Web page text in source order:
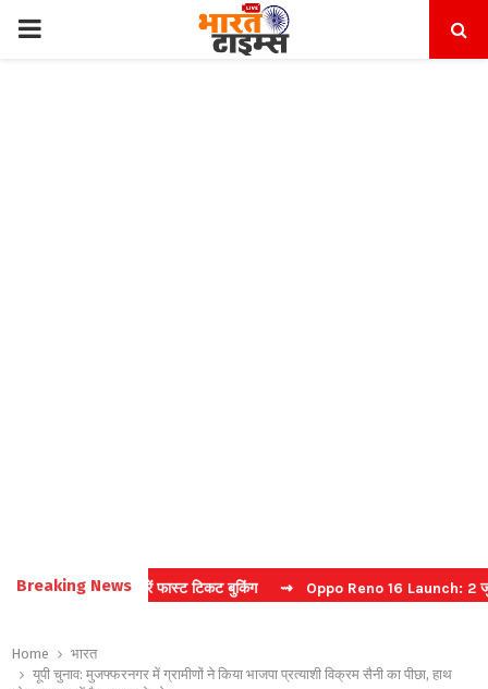
PRIMARY
Breaking News
बिना कैप्चा करें फास्ट टिकट बुकिंग ⇝ Oppo Reno 16 Launch: 2 जुलाई को
Home
भारत
यूपी चुनाव: मुजफ्फरनगर में ग्रामीणों ने किया भाजपा प्रत्याशी विक्रम सैनी का पीछा, हाथ